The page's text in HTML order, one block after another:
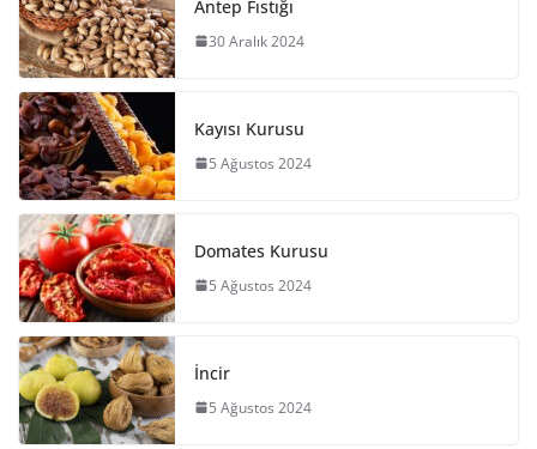
Antep Fıstığı
30 Aralık 2024
Kayısı Kurusu
5 Ağustos 2024
Domates Kurusu
5 Ağustos 2024
İncir
5 Ağustos 2024